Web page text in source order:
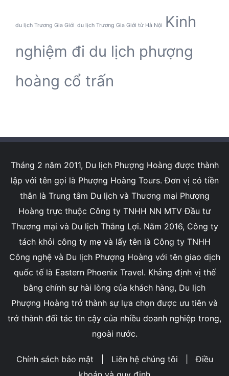
du lịch Trương Gia Giới du lịch Trương Gia Giới từ Hà Nội
Kinh
nghiệm đi du lịch phượng
hoàng cổ trấn
Tháng 2 năm 2011, Du lịch Phượng Hoàng được thành
lập với tên gọi là Phượng Hoàng Tours. Đơn vị có tiền
thân là Trung tâm Du lịch và Thương mại Phượng
Hoàng trực thuộc Công ty TNHH NN MTV Đầu tư
Thương mại và Du lịch Thắng Lợi. Năm 2016, Công ty
tách khỏi công ty mẹ và lấy tên là Công ty TNHH
Công nghệ và Du lịch Phượng Hoàng với tên giao dịch
quốc tế là Eastern Phoenix Travel. Khẳng định vị thế
bằng chính sự hài lòng của khách hàng, Du lịch
Phượng Hoàng trở thành sự lựa chọn được ưu tiên và
trở thành đối tác tin cậy của nhiều doanh nghiệp trong,
ngoài nước.
Chính sách bảo mật Liên hệ chúng tôi |Điều